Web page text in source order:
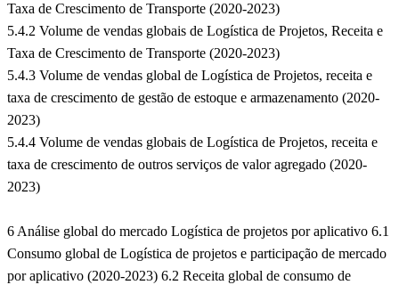
Taxa de Crescimento de Transporte (2020-2023)
5.4.2 Volume de vendas globais de Logística de Projetos, Receita e
Taxa de Crescimento de Transporte (2020-2023)
5.4.3 Volume de vendas global de Logística de Projetos, receita e
taxa de crescimento de gestão de estoque e armazenamento (2020-
2023)
5.4.4 Volume de vendas globais de Logística de Projetos, receita e
taxa de crescimento de outros serviços de valor agregado (2020-
2023)
6 Análise global do mercado Logística de projetos por aplicativo 6.1
Consumo global de Logística de projetos e participação de mercado
por aplicativo (2020-2023) 6.2 Receita global de consumo de